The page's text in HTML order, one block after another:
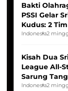
Bakti
PSSI Gelar
Kudus: 2
Tim Asia
Indonesia2
Kisah Dua
League All-
Sarung
Pernah
Indonesia2